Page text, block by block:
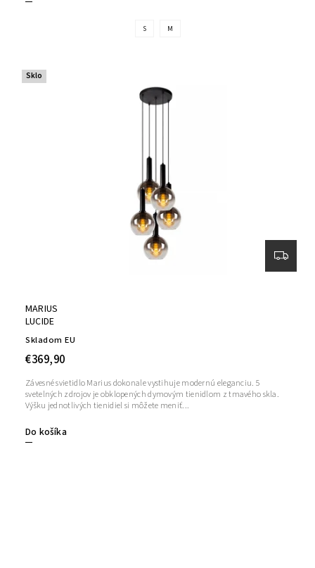
S M
Sklo
MARIUS
LUCIDE
Skladom EU
€369,90
Do košíka
Závesné svietidlo Marius dokonale vystihuje modernú eleganciu. 5
svetelných zdrojov je obklopených dymovým tienidlom z tmavého skla.
Výšku jednotlivých tienidiel si môžete meniť...